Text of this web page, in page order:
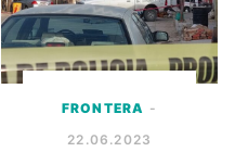
FRONTERA -
22.06.2023